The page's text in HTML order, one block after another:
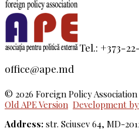
Tel.: +373-
office@ape.md
© 2026 Foreign Policy
Old APE Version Development
Address: str. Sciusev 64, MD-